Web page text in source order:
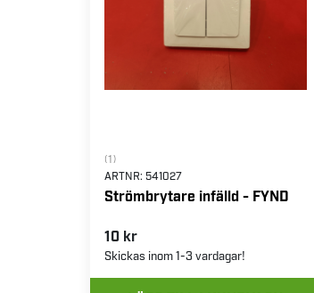
(1)
ARTNR: 541027
Strömbrytare infälld - FYND
10 kr
Skickas inom 1-3 vardagar!